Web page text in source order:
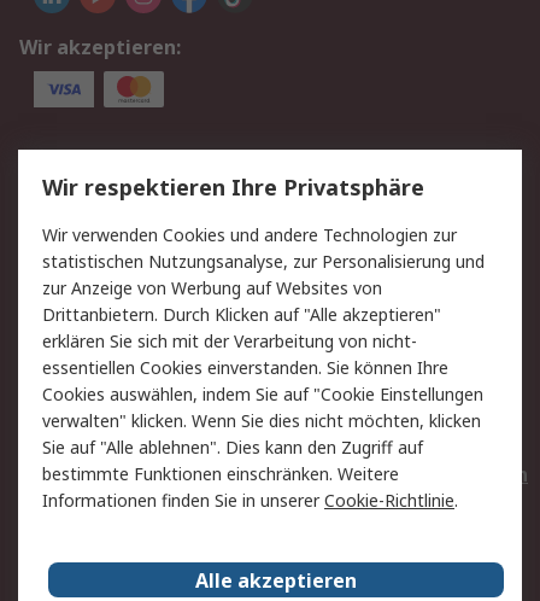
Wir akzeptieren:
Service
Value Added Services
Lieferlösungen
Rücksendungen
Kontakt
Hilfe
Privatkunden
Rechtliches
AGB
Datenschutz
Cookie-Richtlinie
Zahlungsbedingungen
Copyright/Impressum
Entsorgung
Elektrogeräte/Batterien
RS weltweit
Wir respektieren Ihre Privatsphäre
Wir verwenden Cookies und andere Technologien zur
statistischen Nutzungsanalyse, zur Personalisierung und
zur Anzeige von Werbung auf Websites von
Drittanbietern. Durch Klicken auf "Alle akzeptieren"
erklären Sie sich mit der Verarbeitung von nicht-
essentiellen Cookies einverstanden. Sie können Ihre
Cookies auswählen, indem Sie auf "Cookie Einstellungen
verwalten" klicken. Wenn Sie dies nicht möchten, klicken
Sie auf "Alle ablehnen". Dies kann den Zugriff auf
bestimmte Funktionen einschränken. Weitere
Informationen finden Sie in unsererCookie-Richtlinie.
Alle akzeptieren